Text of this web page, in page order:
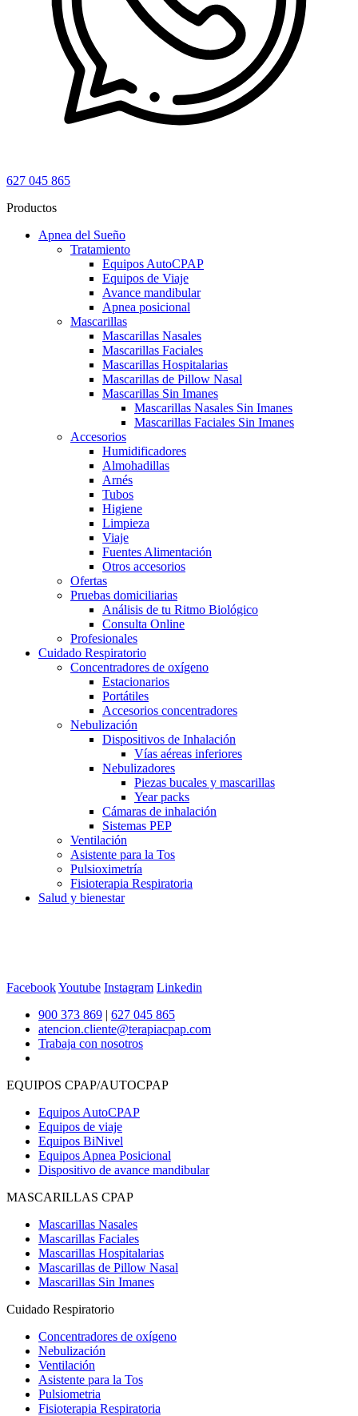
627 045 865
Productos
Apnea del Sueño
Tratamiento
Equipos AutoCPAP
Equipos de Viaje
Avance mandibular
Apnea posicional
Mascarillas
Mascarillas Nasales
Mascarillas Faciales
Mascarillas Hospitalarias
Mascarillas de Pillow Nasal
Mascarillas Sin Imanes
Mascarillas Nasales Sin Imanes
Mascarillas Faciales Sin Imanes
Accesorios
Humidificadores
Almohadillas
Arnés
Tubos
Higiene
Limpieza
Viaje
Fuentes Alimentación
Otros accesorios
Ofertas
Pruebas domiciliarias
Análisis de tu Ritmo Biológico
Consulta Online
Profesionales
Cuidado Respiratorio
Concentradores de oxígeno
Estacionarios
Portátiles
Accesorios concentradores
Nebulización
Dispositivos de Inhalación
Vías aéreas inferiores
Nebulizadores
Piezas bucales y mascarillas
Year packs
Cámaras de inhalación
Sistemas PEP
Ventilación
Asistente para la Tos
Pulsioximetría
Fisioterapia Respiratoria
Salud y bienestar
FacebookYoutube Instagram Linkedin
900 373 869 | 627 045 865
atencion.cliente@terapiacpap.com
Trabaja con nosotros
EQUIPOS CPAP/AUTOCPAP
Equipos AutoCPAP
Equipos de viaje
Equipos BiNivel
Equipos Apnea Posicional
Dispositivo de avance mandibular
MASCARILLAS CPAP
Mascarillas Nasales
Mascarillas Faciales
Mascarillas Hospitalarias
Mascarillas de Pillow Nasal
Mascarillas Sin Imanes
Cuidado Respiratorio
Concentradores de oxígeno
Nebulización
Ventilación
Asistente para la Tos
Pulsiometria
Fisioterapia Respiratoria